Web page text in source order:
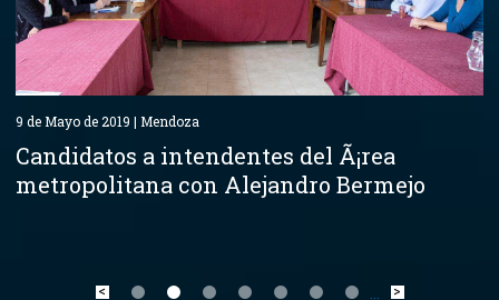
9 de Mayo de 2019 | Mendoza
Candidatos a intendentes del Ã¡rea
metropolitana con Alejandro Bermejo
< >